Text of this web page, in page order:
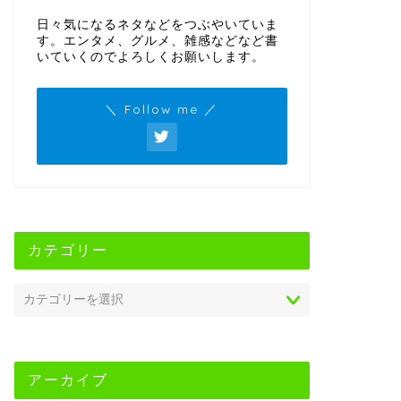
日々気になるネタなどをつぶやいていま
す。エンタメ、グルメ、雑感などなど書
いていくのでよろしくお願いします。
＼ Follow me ／
カテゴリー
アーカイブ